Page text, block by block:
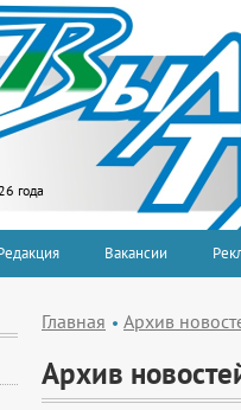
года
Вакансии
Главная Архив
Архив